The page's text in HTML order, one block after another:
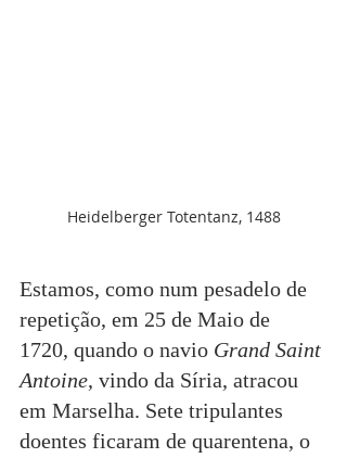
Heidelberger Totentanz, 1488
Estamos, como num pesadelo de
repetição, em 25 de Maio de
1720, quando o navio Grand Saint
Antoine, vindo da Síria, atracou
em Marselha. Sete tripulantes
doentes ficaram de quarentena, o